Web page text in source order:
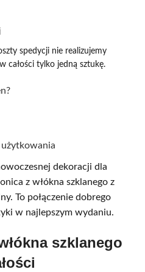
spedycji nie realizujemy
całości tylko jedną sztukę.
dekoracji dla
z włókna szklanego z
To połączenie dobrego
w najlepszym wydaniu.
szklanego